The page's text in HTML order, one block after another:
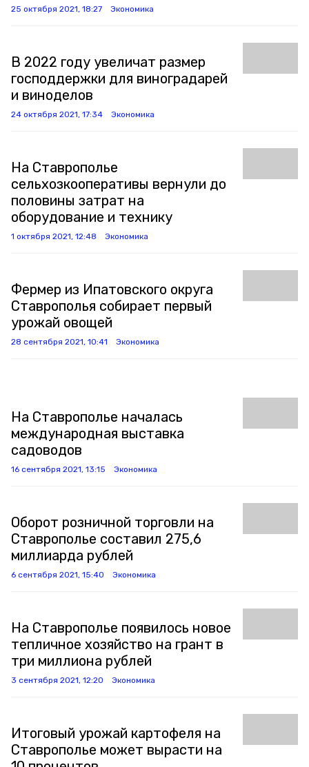
25 октября 2021, 18:27 Экономика
В 2022 году увеличат размер
господдержки для виноградарей
и виноделов
24 октября 2021, 17:34 Экономика
На Ставрополье
сельхозкооперативы вернули до
половины затрат на
оборудование и технику
1 октября 2021, 12:48 Экономика
Фермер из Ипатовского округа
Ставрополья собирает первый
урожай овощей
28 сентября 2021, 10:41 Экономика
На Ставрополье началась
международная выставка
садоводов
16 сентября 2021, 13:15 Экономика
Оборот розничной торговли на
Ставрополье составил 275,6
миллиарда рублей
6 сентября 2021, 15:40 Экономика
На Ставрополье появилось новое
тепличное хозяйство на грант в
три миллиона рублей
3 сентября 2021, 12:20 Экономика
Итоговый урожай картофеля на
Ставрополье может вырасти на